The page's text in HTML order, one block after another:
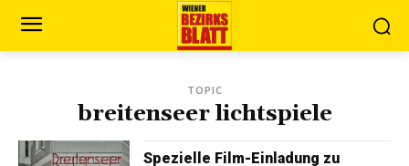
TOPIC
breitenseer lichtspiele
Spezielle Film-Einladung zu